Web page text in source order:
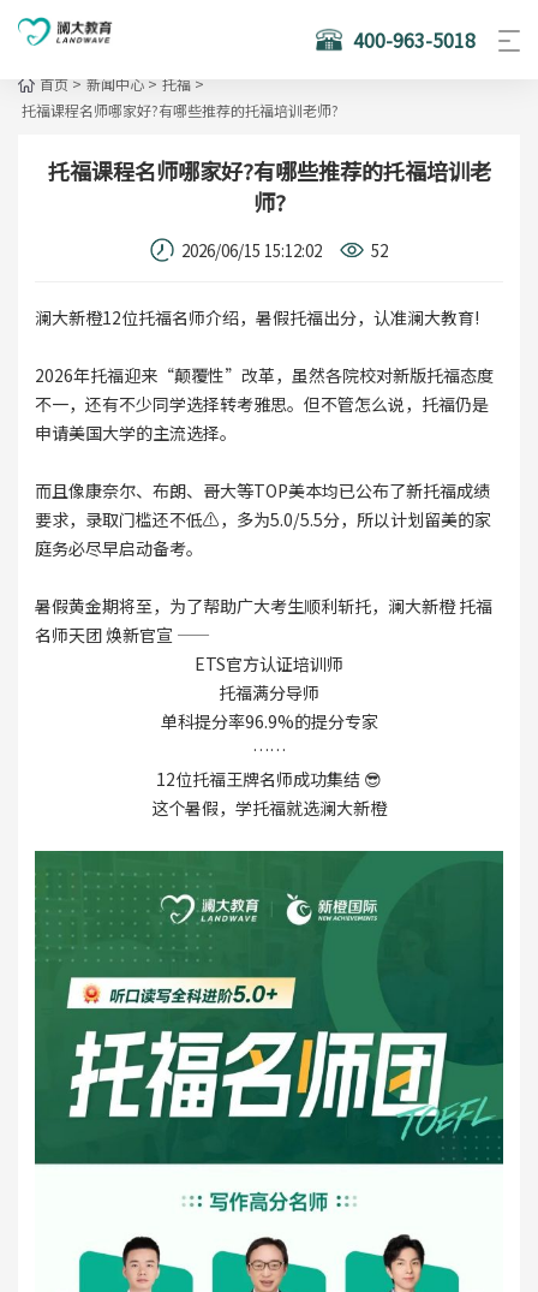
400-963-5018
首页 > 新闻中心 > 托福 >
托福课程名师哪家好?有哪些推荐的托福培训老师?
托福课程名师哪家好?有哪些推荐的托福培训老
师?
2026/06/15 15:12:02 52
澜大新橙12位托福名师介绍，暑假托福出分，认准澜大教育!
2026年托福迎来“颠覆性”改革，虽然各院校对新版托福态度
不一，还有不少同学选择转考雅思。但不管怎么说，托福仍是
申请美国大学的主流选择。
而且像康奈尔、布朗、哥大等TOP美本均已公布了新托福成绩
要求，录取门槛还不低⚠️，多为5.0/5.5分，所以计划留美的家
庭务必尽早启动备考。
暑假黄金期将至，为了帮助广大考生顺利斩托，澜大新橙 托福
名师天团 焕新官宣 ——
ETS官方认证培训师
托福满分导师
单科提分率96.9%的提分专家
……
12位托福王牌名师成功集结 😎
这个暑假，学托福就选澜大新橙